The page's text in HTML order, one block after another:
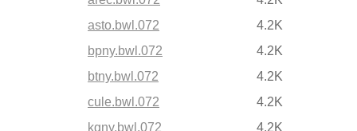
asto.bwl.072
4.2K
bpny.bwl.072
4.2K
btny.bwl.072
4.2K
cule.bwl.072
4.2K
kgny.bwl.072
4.2K